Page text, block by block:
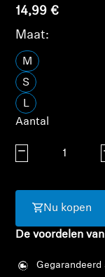
Soundbars
AMBEO
Ontdek AMBEO
Over ons
Innovaties
14,99 €
Maat:
M
S
L
Aantal
Aantal verlagen
Nu kopen
De voordelen